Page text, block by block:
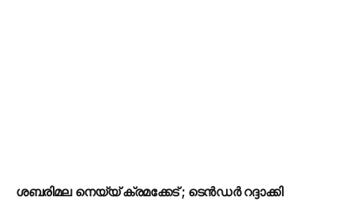
ശബരിമല നെയ്യ് ക്രമക്കേട് ; ടെന്‍ഡര്‍ റദ്ദാക്കി